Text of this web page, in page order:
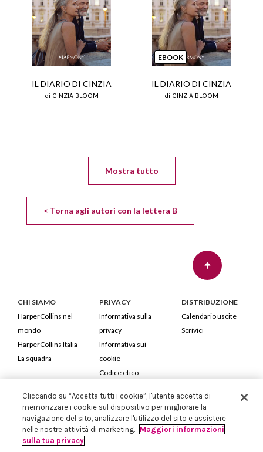
IL DIARIO DI CINZIA
di CINZIA BLOOM
EBOOK
IL DIARIO DI CINZIA
di CINZIA BLOOM
Mostra tutto
< Torna agli autori con la lettera B
CHI SIAMO
HarperCollins nel
mondo
HarperCollins Italia
La squadra
PRIVACY
Informativa sulla
privacy
Informativa sui
cookie
Codice etico
DISTRIBUZIONE
Calendario uscite
Scrivici
HarperCollins Italia S.p.A. Viale Monte Nero, 84 - 20135 Milano
Cod. Fiscale e P.IVA 05946780151 - Capitale Sociale 258.250 €
Iscritta in Milano al Registro delle imprese nr.198004 e REA nr.1051898
Cliccando su “Accetta tutti i cookie”, l'utente accetta di
memorizzare i cookie sul dispositivo per migliorare la
navigazione del sito, analizzare l'utilizzo del sito e assistere
nelle nostre attività di marketing. Maggiori informazioni
sulla tua privacy